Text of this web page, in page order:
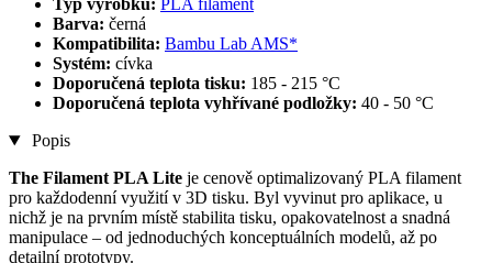
Typ výrobku: PLA filament
Barva: černá
Kompatibilita: Bambu Lab AMS*
Systém: cívka
Doporučená teplota tisku: 185 - 215 °C
Doporučená teplota vyhřívané podložky: 40 - 50 °C
Popis
The Filament PLA Lite je cenově optimalizovaný PLA filament
pro každodenní využití v 3D tisku. Byl vyvinut pro aplikace, u
nichž je na prvním místě stabilita tisku, opakovatelnost a snadná
manipulace – od jednoduchých konceptuálních modelů, až po
detailní prototypy.